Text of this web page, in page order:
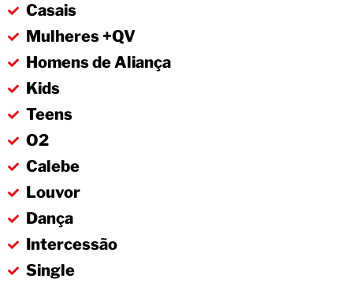
Casais
Mulheres +QV
Homens de Aliança
Kids
Teens
O2
Calebe
Louvor
Dança
Intercessão
Single